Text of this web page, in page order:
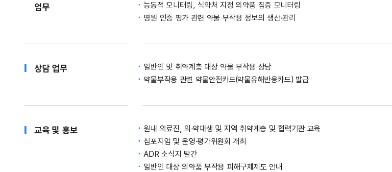
업무
능동적 모니터링, 식약처 지정 의약품 집중 모니터링
병원 인증 평가 관련 약물 부작용 정보의 생산·관리
상담 업무
일반인 및 취약계층 대상 약물 부작용 상담
약물부작용 관련 약물안전카드(약물유해반응카드) 발급
교육 및 홍보
원내 의료진, 의·약대생 및 지역 취약계층 및 협력기관 교육
심포지엄 및 운영·평가위원회 개최
ADR 소식지 발간
일반인 대상 의약품 부작용 피해구제제도 안내